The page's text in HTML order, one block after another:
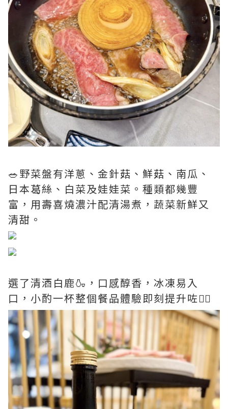
🥗野菜盤有洋蔥、金針菇、鮮菇、南瓜、
日本葛絲、白菜及娃娃菜。種類都幾豐
富，用壽喜燒濃汁配清湯煮，蔬菜新鮮又
清甜。
選了清酒白鹿🍶，口感醇香，冰凍易入
口，小酌一杯整個餐品體驗即刻提升咗👍🏻